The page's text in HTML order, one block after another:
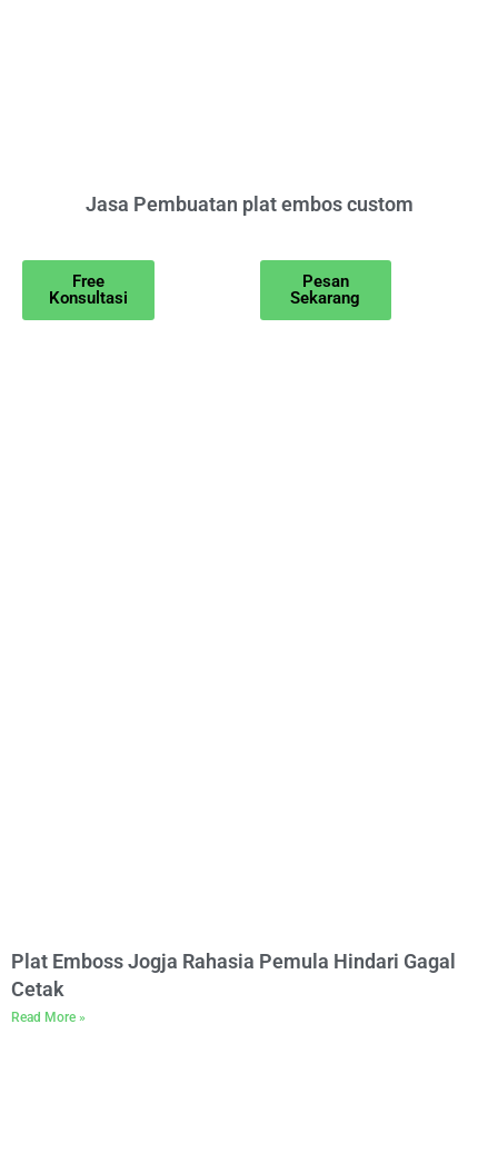
Jasa Pembuatan plat embos custom
Free
Konsultasi
Pesan
Sekarang
Plat Emboss Jogja Rahasia Pemula Hindari Gagal
Cetak
Read More »